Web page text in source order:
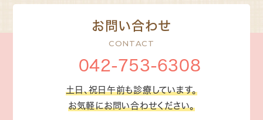
お問い合わせ
042-753-6308
土日、祝日午前も診療しています。
お気軽にお問い合わせください。